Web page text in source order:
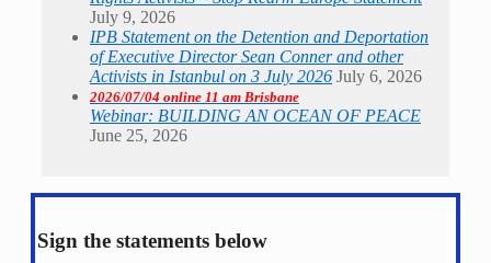
July 9, 2026
IPB Statement on the Detention and Deportation
of Executive Director Sean Conner and other
Activists in Istanbul on 3 July 2026 July 6, 2026
2026/07/04 online 11 am Brisbane
Webinar: BUILDING AN OCEAN OF PEACE
June 25, 2026
Sign the statements below